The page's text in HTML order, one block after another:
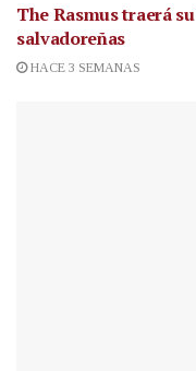
The Rasmus traerá
salvadoreñas
HACE 3 SEMANAS